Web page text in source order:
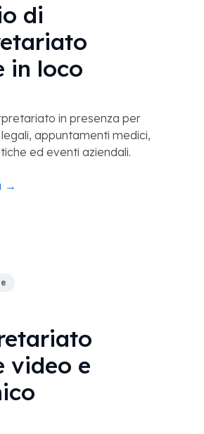
di
in loco
in presenza per
appuntamenti medici,
ed eventi aziendali.
→
video e